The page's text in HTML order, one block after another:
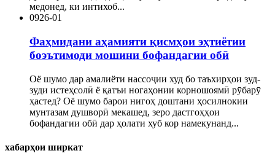
медонед, ки интихоб...
0926-01
Фаҳмидани аҳамияти қисмҳои эҳтиётии
боэътимоди мошини бофандагии обӣ
Оё шумо дар амалиёти нассоҷии худ бо таъхирҳои зуд-
зуди истеҳсолӣ ё қатъи ногаҳонии корношоямӣ рӯбарӯ
ҳастед? Оё шумо барои нигоҳ доштани ҳосилнокии
мунтазам душворӣ мекашед, зеро дастгоҳҳои
бофандагии обӣ дар ҳолати хуб кор намекунанд...
хабарҳои ширкат